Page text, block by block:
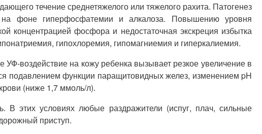
течение среднетяжелого или тяжелого рахита. Патогенез
на фоне гиперфосфатемии и алкалоза. Повышению уровня
концентрацией фосфора и недостаточная экскреция избытка
гипохлоремия, гипомагниемия и гиперкалиемия.
воздействие на кожу ребенка вызывает резкое увеличение в
подавлением функции паращитовидных желез, изменением pH
(ниже 1,7 ммоль/л).
В этих условиях любые раздражители (испуг, плач, сильные
приступ.